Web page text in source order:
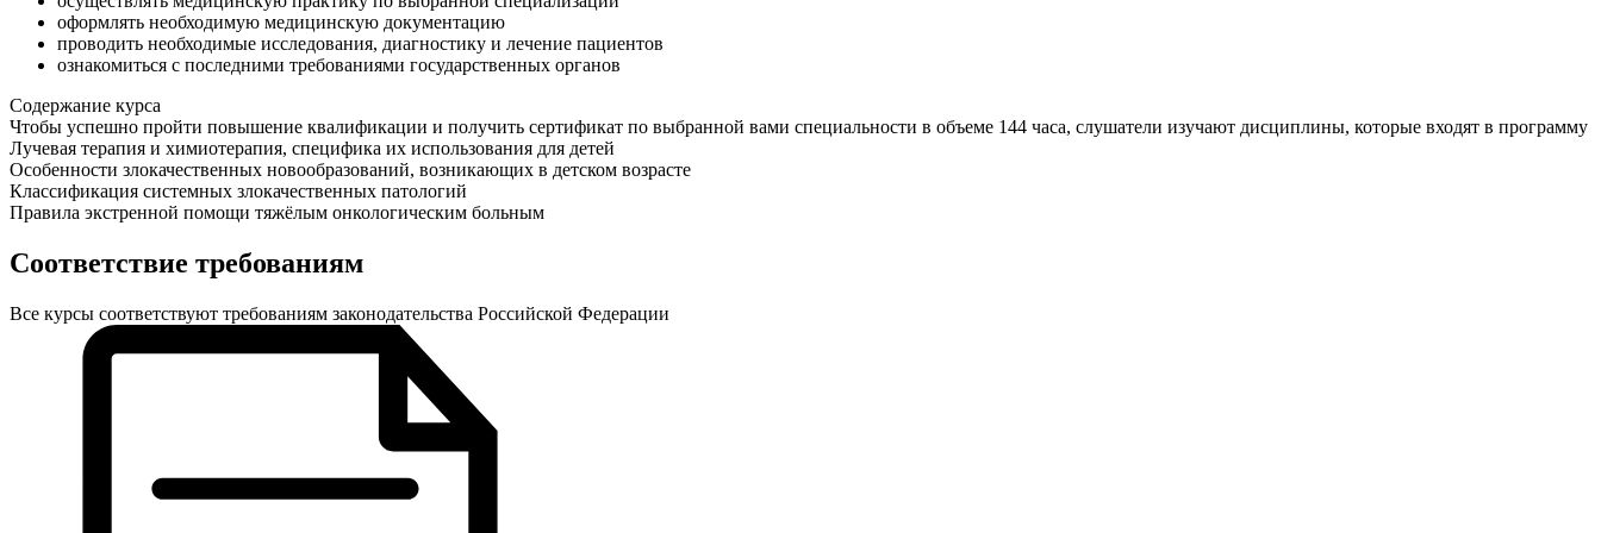
оформлять необходимую медицинскую документацию
проводить необходимые исследования, диагностику и лечение пациентов
ознакомиться с последними требованиями государственных органов
Содержание курса
Чтобы успешно пройти повышение квалификации и получить сертификат по выбранной вами специальности в объеме 144 часа, слушатели изучают дисциплины, которые входят в программу
Лучевая терапия и химиотерапия, специфика их использования для детей
Особенности злокачественных новообразований, возникающих в детском возрасте
Классификация системных злокачественных патологий
Правила экстренной помощи тяжёлым онкологическим больным
Соответствие требованиям
Все курсы соответствуют требованиям законодательства Российской Федерации